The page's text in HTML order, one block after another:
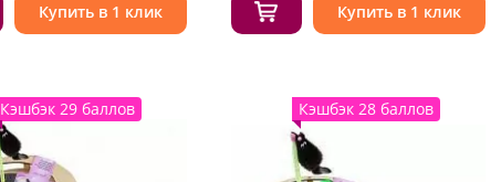
Купить в 1 клик Купить в 1 клик
Кэшбэк 29 баллов Кэшбэк 28 баллов